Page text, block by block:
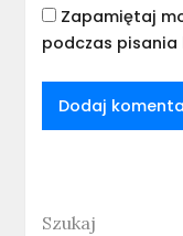
Zapamiętaj
podczas pisania
Szukaj